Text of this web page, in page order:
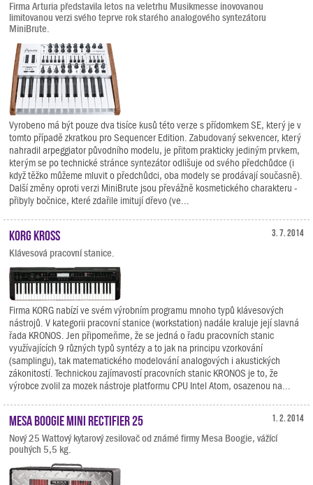
Firma Arturia představila letos na veletrhu Musikmesse inovovanou
limitovanou verzi svého teprve rok starého analogového syntezátoru
MiniBrute.
Vyrobeno má být pouze dva tisíce kusů této verze s přídomkem SE, který je v
tomto případě zkratkou pro Sequencer Edition. Zabudovaný sekvencer, který
nahradil arpeggiator původního modelu, je přitom prakticky jediným prvkem,
kterým se po technické stránce syntezátor odlišuje od svého předchůdce (i
když těžko můžeme mluvit o předchůdci, oba modely se prodávají současně).
Další změny oproti verzi MiniBrute jsou převážně kosmetického charakteru -
přibyly bočnice, které zdařile imitují dřevo (ve...
3. 7. 2014
KORG KROSS
Klávesová pracovní stanice.
Firma KORG nabízí ve svém výrobním programu mnoho typů klávesových
nástrojů. V kategorii pracovní stanice (workstation) nadále kraluje její slavná
řada KRONOS. Jen připomeňme, že se jedná o řadu pracovních stanic
využívajících 9 různých typů syntézy a to jak na principu vzorkování
(samplingu), tak matematického modelování analogových i akustických
zákonitostí. Technickou zajímavostí pracovních stanic KRONOS je to, že
výrobce zvolil za mozek nástroje platformu CPU Intel Atom, osazenou na...
1. 2. 2014
Mesa Boogie Mini Rectifier 25
Nový 25 Wattový kytarový zesilovač od známé firmy Mesa Boogie, vážící
pouhých 5,5 kg.